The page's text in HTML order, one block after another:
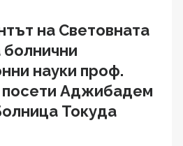
на Световната
науки проф.
посети Аджибадем
Токуда